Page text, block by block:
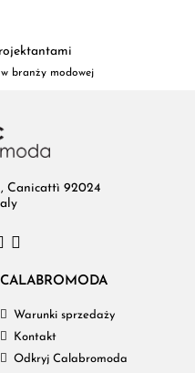
branży modowej
Canicattì 92024
CALABROMODA
Warunki sprzedaży
Kontakt
Odkryj Calabromoda